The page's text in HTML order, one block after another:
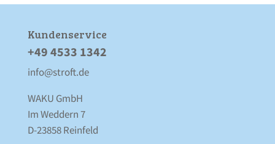
Kunden­service
+49 4533 1342
info@stroft.de
WAKU GmbH
Im Weddern 7
D-23858 Reinfeld